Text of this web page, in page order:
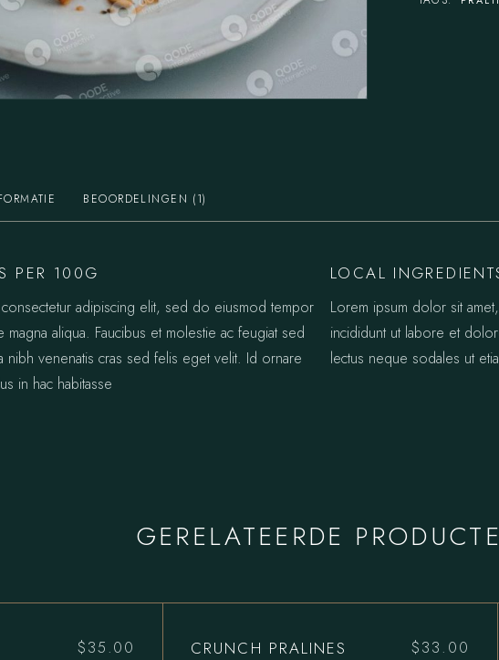
BEOORDELINGEN (1)
PER 100G
adipiscing elit, sed do eiusmod tempor
aliqua. Faucibus et molestie ac feugiat sed
nibh venenatis cras sed felis eget velit. Id ornare
in hac habitasse
LOCAL
Lorem ipsum dolor sit
incididunt ut labore et
lectus neque sodales ut
GERELATEERDE
$35.00 CRUNCH PRALINES $33.00